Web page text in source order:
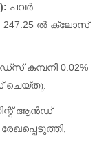
പവർ
247.25 ൽ ക്ലോസ്
0.02%
ചെയ്തു.
ആൻഡ്
രേഖപ്പെടുത്തി,